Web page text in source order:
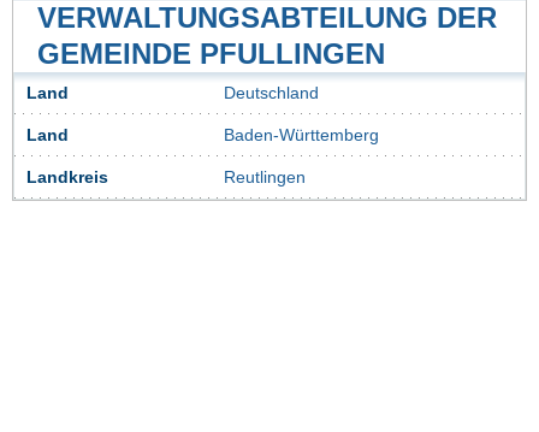
VERWALTUNGSABTEILUNG DER
GEMEINDE PFULLINGEN
Land Deutschland
Land Baden-Württemberg
Landkreis Reutlingen